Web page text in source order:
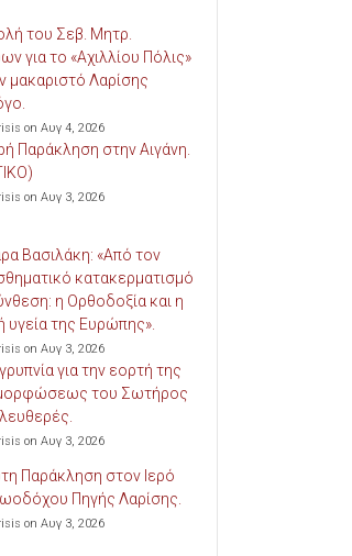
του Σεβ. Μητρ.
για το «Αχιλλίου Πόλις»
μακαριστό Λαρίσης
on Αυγ 4, 2026
Παράκληση στην Αιγάνη.
on Αυγ 3, 2026
Βασιλάκη: «Από τον
κατακερματισμό
η Ορθοδοξία και η
υγεία της Ευρώπης».
on Αυγ 3, 2026
για την εορτή της
του Σωτήρος
on Αυγ 3, 2026
Παράκληση στον Ιερό
Πηγής Λαρίσης.
on Αυγ 3, 2026